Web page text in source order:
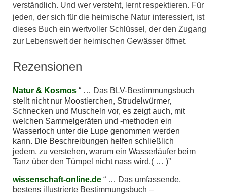
verständlich. Und wer versteht, lernt respektieren. Für
jeden, der sich für die heimische Natur interessiert, ist
dieses Buch ein wertvoller Schlüssel, der den Zugang
zur Lebenswelt der heimischen Gewässer öffnet.
Rezensionen
Natur & Kosmos … Das BLV-Bestimmungsbuch
stellt nicht nur Moostierchen, Strudelwürmer,
Schnecken und Muscheln vor, es zeigt auch, mit
welchen Sammelgeräten und -methoden ein
Wasserloch unter die Lupe genommen werden
kann. Die Beschreibungen helfen schließlich
jedem, zu verstehen, warum ein Wasserläufer beim
Tanz über den Tümpel nicht nass wird.( … )
wissenschaft-online.de … Das umfassende,
bestens illustrierte Bestimmungsbuch –